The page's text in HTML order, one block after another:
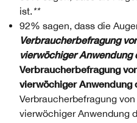
ist.**
92% sagen, dass die
Verbraucherbefragung
vierwöchiger Anwendung
Verbraucherbefragung
vierwöchiger Anwendung
Verbraucherbefragung
vierwöchiger Anwendung